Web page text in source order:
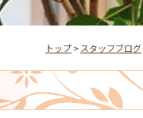
トップ> スタッフブログ